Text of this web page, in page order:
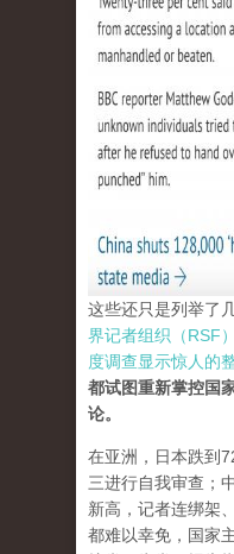
这些还只是列举了
界记者组织（RSF
度调查显示惊人的
都试图重新掌控国
论。
在亚洲，日本跌到
三进行自我审查；
新高，记者连绑架
都难以幸免，国家